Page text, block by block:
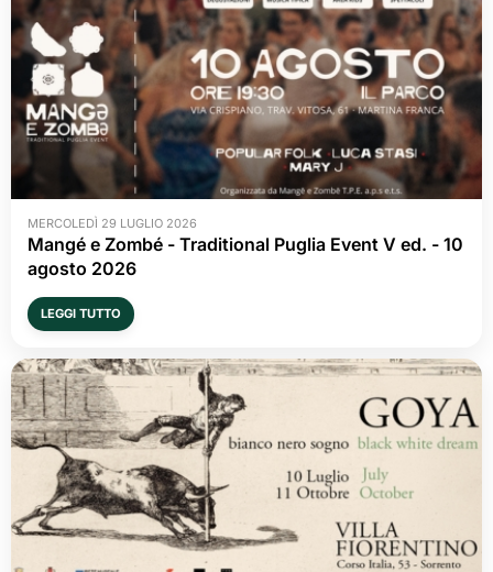
MERCOLEDÌ 29 LUGLIO 2026
Mangé e Zombé - Traditional Puglia Event V ed. - 10
agosto 2026
LEGGI TUTTO